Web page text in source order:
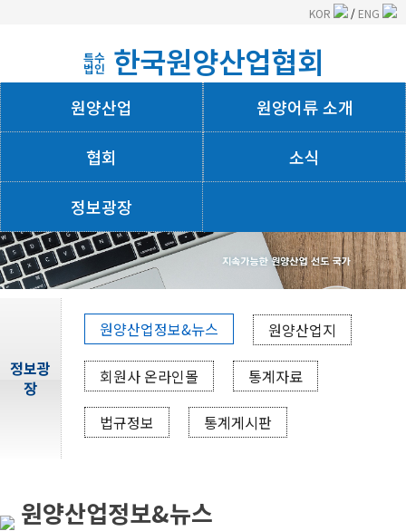
KOR / ENG
특수
법인 한국원양산업협회
원양산업 원양어류 소개
협회 소식
정보광장
정보광
장
원양산업정보&뉴스 원양산업지
회원사 온라인몰 통계자료
법규정보 통계게시판
원양산업정보&뉴스